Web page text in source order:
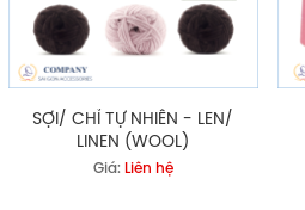
SỢI/ CHỈ TỰ NHIÊN - LEN/
LINEN (WOOL)
Giá: Liên hệ